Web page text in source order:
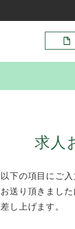
求人
以下の項目にご
お送り頂きまし
差し上げます。